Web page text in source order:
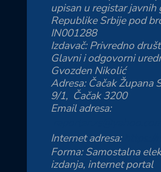
upisan u registar javnih
Republike Srbije pod
IN001288
Izdavač: Privredno
Glavni i odgovorni
Gvozden Nikolić
Adresa: Čačak Župana
9/1, Čačak 3200
Email adresa:
Internet adresa:
Forma: Samostalna
izdanja, internet portal